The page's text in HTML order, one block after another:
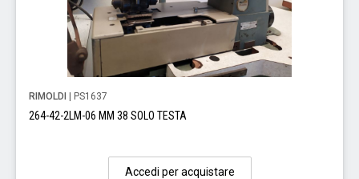
RIMOLDI | PS1637
264-42-2LM-06 MM 38 SOLO TESTA
Accedi per acquistare